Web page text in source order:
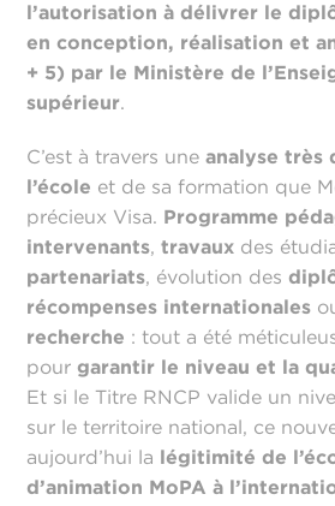
l’autorisation à délivrer le
en conception, réalisation et
+ 5) par le Ministère de
supérieur.
C’est à travers uneanalyse très
l’école et de sa formation que
précieux Visa. Programme
intervenants,travaux des
partenariats, évolution des
récompenses internationales
recherche : tout a été
pourgarantir le niveau et la
Et si le Titre RNCP valide un
sur le territoire national, ce
aujourd’hui la légitimité de
d’animation MoPA à